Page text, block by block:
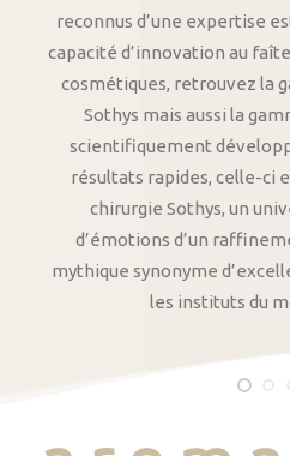
reconnus d’une expertise
capacité d’innovation au
cosmétiques, retrouvez la
Sothys mais aussi la
scientifiquement
résultats rapides, celle-ci
chirurgie Sothys, un
d’émotions d’un
mythique synonyme
les instituts du